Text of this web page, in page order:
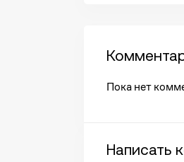
Пока нет
Написать